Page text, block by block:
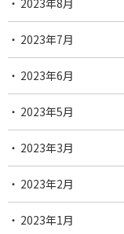
2023年8月
2023年7月
2023年6月
2023年5月
2023年3月
2023年2月
2023年1月